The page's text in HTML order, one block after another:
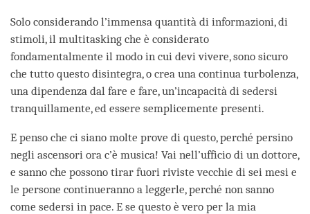
Solo considerando l’immensa quantità di informazioni, di
stimoli, il multitasking che è considerato
fondamentalmente il modo in cui devi vivere, sono sicuro
che tutto questo disintegra, o crea una continua turbolenza,
una dipendenza dal fare e fare, un’incapacità di sedersi
tranquillamente, ed essere semplicemente presenti.
E penso che ci siano molte prove di questo, perché persino
negli ascensori ora c’è musica! Vai nell’ufficio di un dottore,
e sanno che possono tirar fuori riviste vecchie di sei mesi e
le persone continueranno a leggerle, perché non sanno
come sedersi in pace. E se questo è vero per la mia